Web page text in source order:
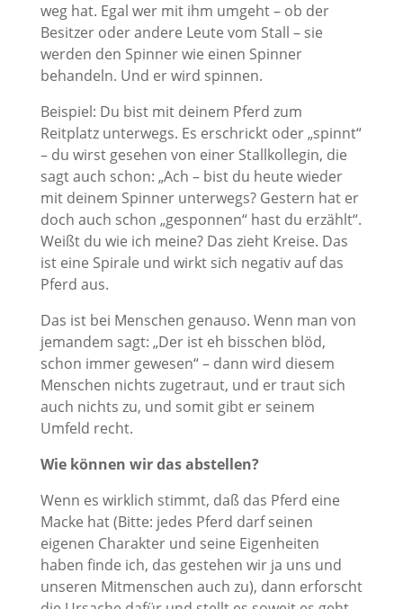
weg hat. Egal wer mit ihm umgeht – ob der
Besitzer oder andere Leute vom Stall – sie
werden den Spinner wie einen Spinner
behandeln. Und er wird spinnen.
Beispiel: Du bist mit deinem Pferd zum
Reitplatz unterwegs. Es erschrickt oder „spinnt“
– du wirst gesehen von einer Stallkollegin, die
sagt auch schon: „Ach – bist du heute wieder
mit deinem Spinner unterwegs? Gestern hat er
doch auch schon „gesponnen“ hast du erzählt“.
Weißt du wie ich meine? Das zieht Kreise. Das
ist eine Spirale und wirkt sich negativ auf das
Pferd aus.
Das ist bei Menschen genauso. Wenn man von
jemandem sagt: „Der ist eh bisschen blöd,
schon immer gewesen“ – dann wird diesem
Menschen nichts zugetraut, und er traut sich
auch nichts zu, und somit gibt er seinem
Umfeld recht.
Wie können wir das abstellen?
Wenn es wirklich stimmt, daß das Pferd eine
Macke hat (Bitte: jedes Pferd darf seinen
eigenen Charakter und seine Eigenheiten
haben finde ich, das gestehen wir ja uns und
unseren Mitmenschen auch zu), dann erforscht